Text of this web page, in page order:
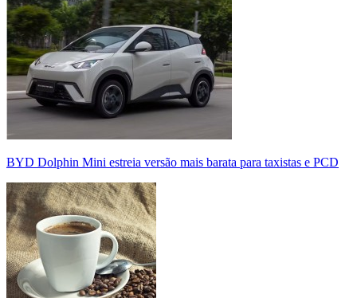
BYD Dolphin Mini estreia versão mais barata para taxistas e PCD